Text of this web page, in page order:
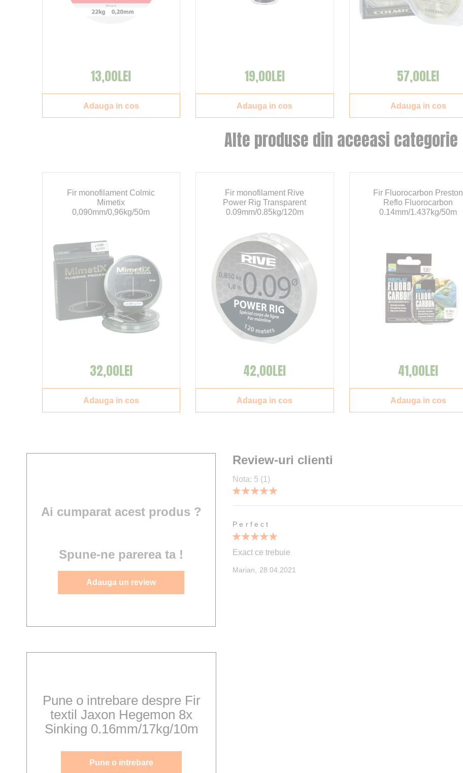
Review-uri clienti
Nota: 5 (1)
Perfect
Exact ce trebuie
Marian,
Publicata
28.04.2021
Ai cumparat acest produs ?
Spune-ne parerea ta !
Adauga un review
Pune o intrebare despre Fir
textil Jaxon Hegemon 8x
Sinking 0.16mm/17kg/10m
Pune o intrebare
Alte produse din aceeasi categorie
Fir monofilament Colmic
Mimetix
0,090mm/0,96kg/50m
32,00LEI
Adauga in cos
Fir monofilament Rive
Power Rig Transparent
0.09mm/0.85kg/120m
42,00LEI
Adauga in cos
Fir Fluorocarbon Preston
Reflo Fluorocarbon
0.14mm/1.437kg/50m
41,00LEI
Adauga in cos
13,00LEI
Adauga in cos
19,00LEI
Adauga in cos
57,00LEI
Adauga in cos